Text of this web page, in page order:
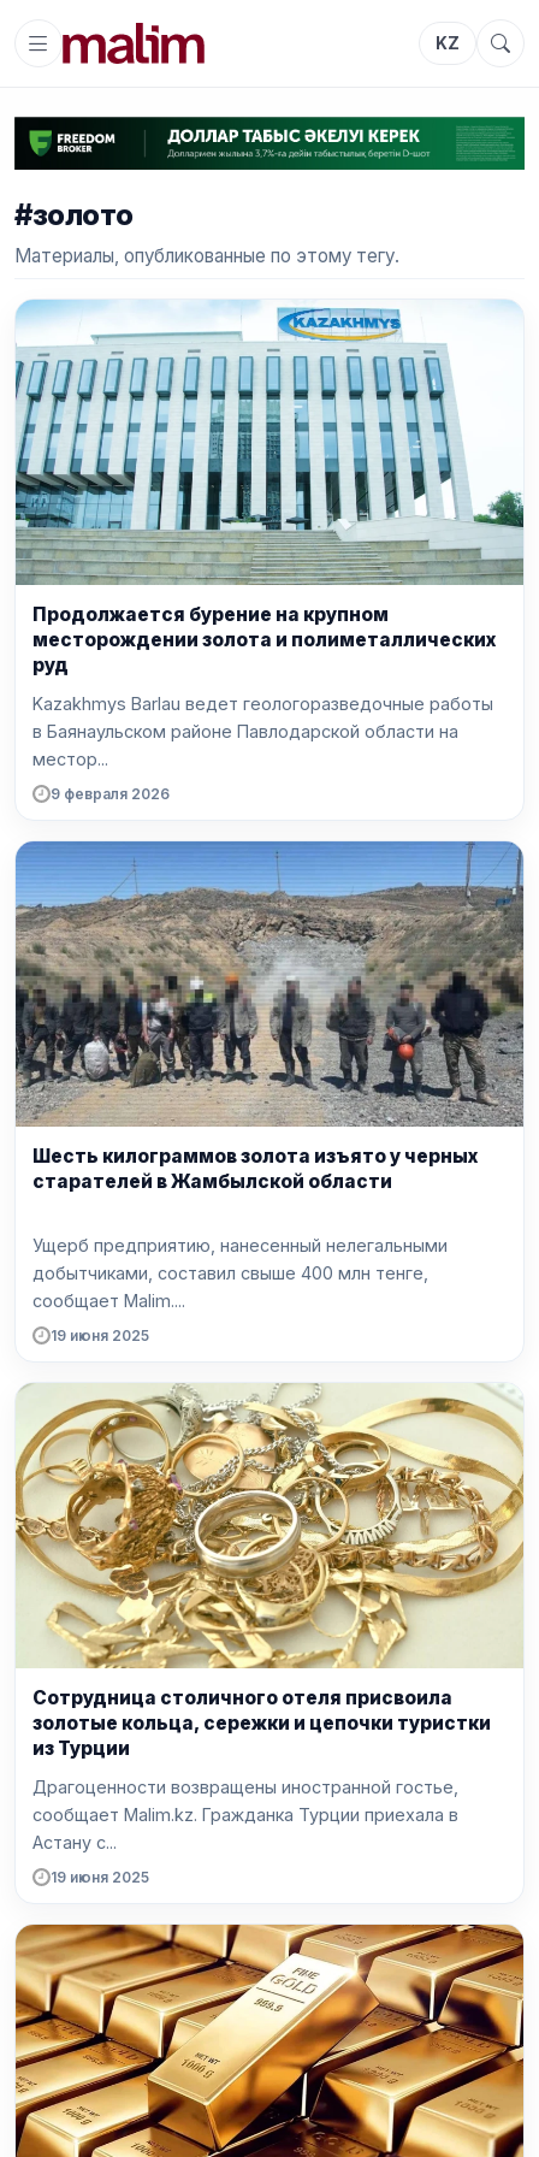
KZ
#золото
Материалы, опубликованные по этому тегу.
Продолжается бурение на крупном
месторождении золота и полиметаллических
руд
Kazakhmys Barlau ведет геологоразведочные работы
в Баянаульском районе Павлодарской области на
местор...
9 февраля 2026
Шесть килограммов золота изъято у черных
старателей в Жамбылской области
Ущерб предприятию, нанесенный нелегальными
добытчиками, составил свыше 400 млн тенге,
сообщает Malim....
19 июня 2025
Сотрудница столичного отеля присвоила
золотые кольца, сережки и цепочки туристки
из Турции
Драгоценности возвращены иностранной гостье,
сообщает Malim.kz. Гражданка Турции приехала в
Астану с...
19 июня 2025